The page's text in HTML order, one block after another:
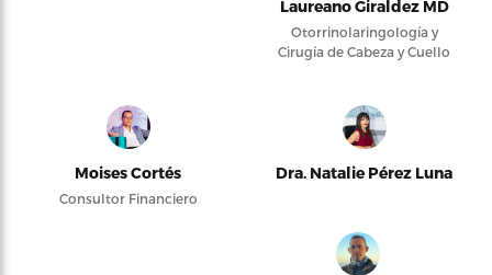
Laureano Giraldez MD
Otorrinolaringología y
Cirugía de Cabeza y Cuello
Moises Cortés
Consultor Financiero
Dra. Natalie Pérez Luna